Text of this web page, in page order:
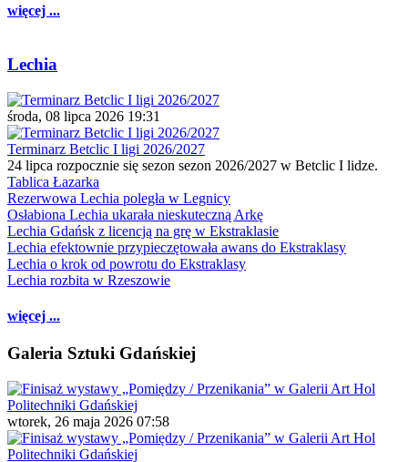
więcej ...
Lechia
środa, 08 lipca 2026 19:31
Terminarz Betclic I ligi 2026/2027
24 lipca rozpocznie się sezon sezon 2026/2027 w Betclic I lidze.
Tablica Łazarka
Rezerwowa Lechia poległa w Legnicy
Osłabiona Lechia ukarała nieskuteczną Arkę
Lechia Gdańsk z licencją na grę w Ekstraklasie
Lechia efektownie przypieczętowała awans do Ekstraklasy
Lechia o krok od powrotu do Ekstraklasy
Lechia rozbita w Rzeszowie
więcej ...
Galeria Sztuki Gdańskiej
wtorek, 26 maja 2026 07:58